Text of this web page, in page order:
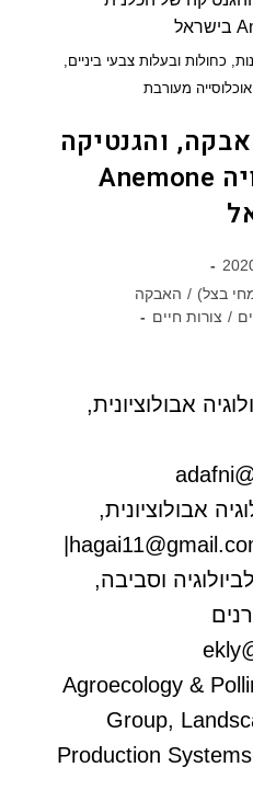
כחולות ובעלות צבעי ביניים,
מעורבת
והגנטיקה
של הכלנית המצויה Anemone
בצל) / האבקה
/ צורות חיים
אבולוציונית,
אבולוציונית,
וסביבה,
, Agroecology &
Group,
Production